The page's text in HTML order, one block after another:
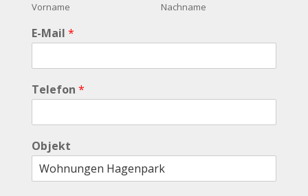
Vorname Nachname
E-Mail *
Telefon *
Objekt